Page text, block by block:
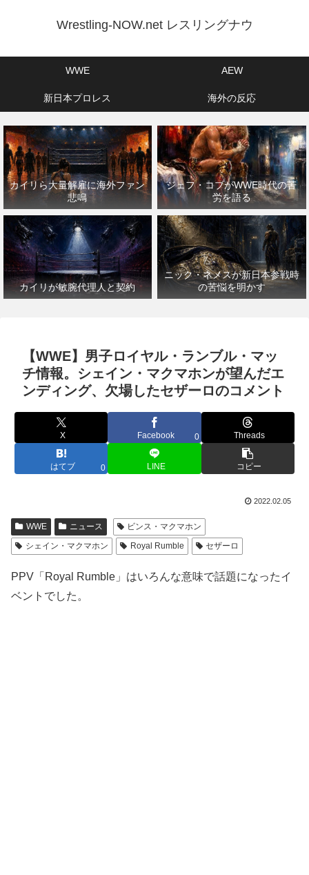
Wrestling-NOW.net レスリングナウ
WWE AEW
新日本プロレス 海外の反応
カイリら大量解雇に海外ファン
悲鳴
ジェフ・コブがWWE時代の苦
労を語る
カイリが敏腕代理人と契約
ニック・ネメスが新日本参戦時
の苦悩を明かす
【WWE】男子ロイヤル・ランブル・マッ
チ情報。シェイン・マクマホンが望んだエ
ンディング、欠場したセザーロのコメント
X Facebook 0 Threads
はてブ 0 LINE コピー
2022.02.05
WWE ニュース
ビンス・マクマホン
シェイン・マクマホン
Royal Rumble セザーロ
PPV「Royal Rumble」はいろんな意味で話題になったイ
ベントでした。